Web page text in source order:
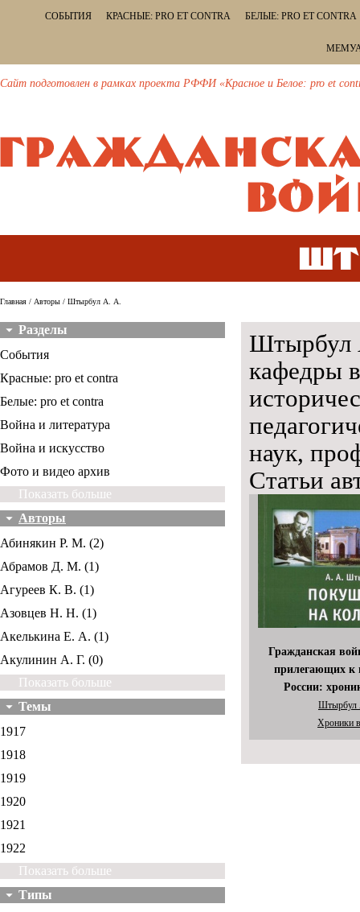
СОБЫТИЯ КРАСНЫЕ: PRO ET CONTRA БЕЛЫЕ: PRO ET CONTRA
Сайт подготовлен в рамках проекта РФФИ «Красное и Белое: pro et
Главная / Авторы / Штырбул А. А.
Разделы
События
Красные: pro et contra
Белые: pro et contra
Война и литература
Война и искусство
Фото и видео архив
Показать больше
Авторы
Абинякин Р. М. (2)
Абрамов Д. М. (1)
Агуреев К. В. (1)
Азовцев Н. Н. (1)
Акелькина Е. А. (1)
Акулинин А. Г. (0)
Показать больше
Темы
1917
1918
1919
1920
1921
1922
Показать больше
Типы
Штырбул
кафедры
наук,
Статьи
Гражданская
прилегающих к
России:
Хроники